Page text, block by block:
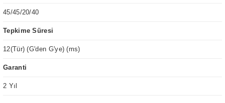
45/45/20/40
Tepkime Süresi
12(Tür) (G'den G'ye) (ms)
Garanti
2 Yıl